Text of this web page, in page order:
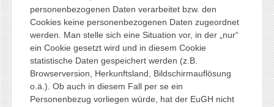
personenbezogenen Daten verarbeitet bzw. den
Cookies keine personenbezogenen Daten zugeordnet
werden. Man stelle sich eine Situation vor, in der „nur“
ein Cookie gesetzt wird und in diesem Cookie
statistische Daten gespeichert werden (z.B.
Browserversion, Herkunftsland, Bildschirmauflösung
o.ä.). Ob auch in diesem Fall per se ein
Personenbezug vorliegen würde, hat der EuGH nicht